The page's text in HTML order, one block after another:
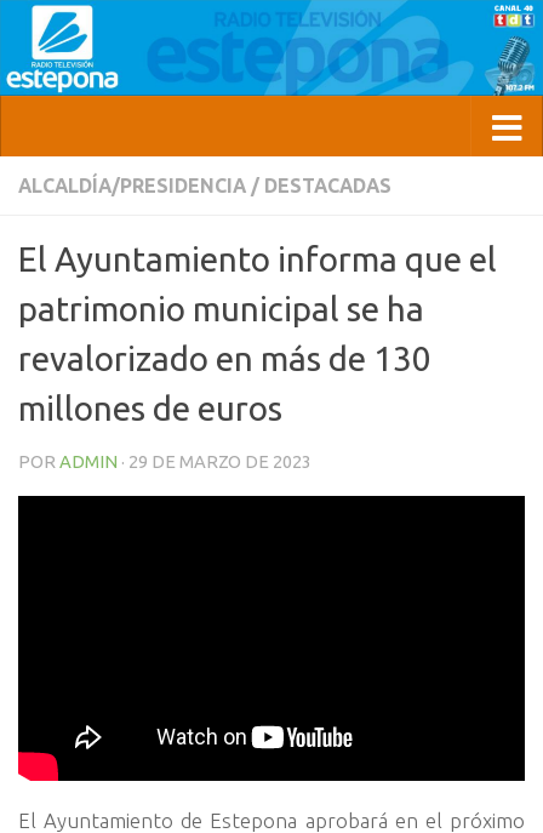
ALCALDÍA/PRESIDENCIA / DESTACADAS
El Ayuntamiento informa que el
patrimonio municipal se ha
revalorizado en más de 130
millones de euros
POR ADMIN · 29 DE MARZO DE 2023
El Ayuntamiento de Estepona aprobará en el próximo